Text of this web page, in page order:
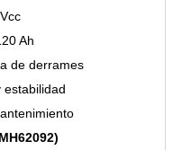
Ah
de derrames
estabilidad